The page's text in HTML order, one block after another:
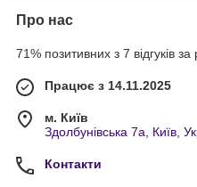
Про нас
71% позитивних з 7 відгуків за
Працює з 14.11.2025
м. Київ
Здолбунівська 7а, Київ,
Контакти